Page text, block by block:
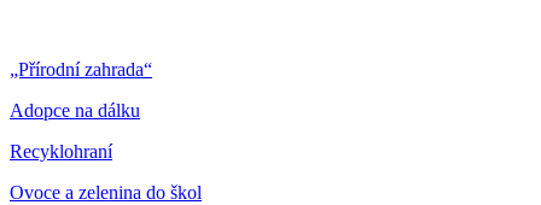
„Přírodní zahrada“
Adopce na dálku
Recyklohraní
Ovoce a zelenina do škol